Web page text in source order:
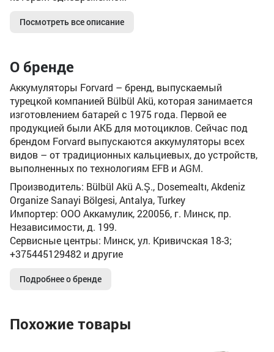
Посмотреть все описание
О бренде
Аккумуляторы Forvard – бренд, выпускаемый
турецкой компанией Bülbül Akü, которая занимается
изготовлением батарей с 1975 года. Первой ее
продукцией были АКБ для мотоциклов. Сейчас под
брендом Forvard выпускаются аккумуляторы всех
видов – от традиционных кальциевых, до устройств,
выполненных по технологиям EFB и AGM.
Производитель: Bülbül Akü A.Ş., Dosemealtı, Akdeniz
Organize Sanayi Bölgesi, Antalya, Turkey
Импортер: ООО Аккамулик, 220056, г. Минск, пр.
Независимости, д. 199.
Сервисные центры: Минск, ул. Кривичская 18-3;
+375445129482 и другие
Подробнее о бренде
Похожие товары